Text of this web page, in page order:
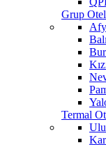
Grup
Termal